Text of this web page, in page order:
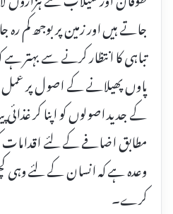
جاتے ہیں اور زمین پر بوجھ کم
تباہی کا انتظار کرنے سے بہتر
پاوں پھیلانے کے اصول پر
کے جدید اصولوں کو اپنا کر
مطابق اضافے کے لئے اقدامات
وعدہ ہے کہ انسان کے لئے
کرے۔